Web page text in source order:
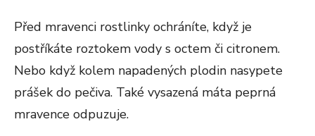
Před mravenci rostlinky ochráníte, když je
postříkáte roztokem vody s octem či citronem.
Nebo když kolem napadených plodin nasypete
prášek do pečiva. Také vysazená máta peprná
mravence odpuzuje.